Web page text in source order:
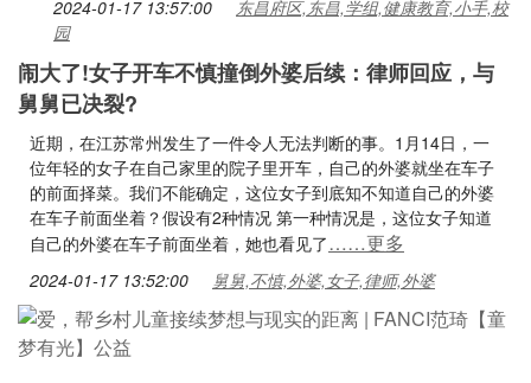
2024-01-17 13:57:00
东昌府区,东昌,学组,健康教育,小手,校
园
闹大了!女子开车不慎撞倒外婆后续：律师回应，与
舅舅已决裂?
近期，在江苏常州发生了一件令人无法判断的事。1月14日，一
位年轻的女子在自己家里的院子里开车，自己的外婆就坐在车子
的前面择菜。我们不能确定，这位女子到底知不知道自己的外婆
在车子前面坐着？假设有2种情况 第一种情况是，这位女子知道
自己的外婆在车子前面坐着，她也看见了……更多
2024-01-17 13:52:00 舅舅,不慎,外婆,女子,律师,外婆